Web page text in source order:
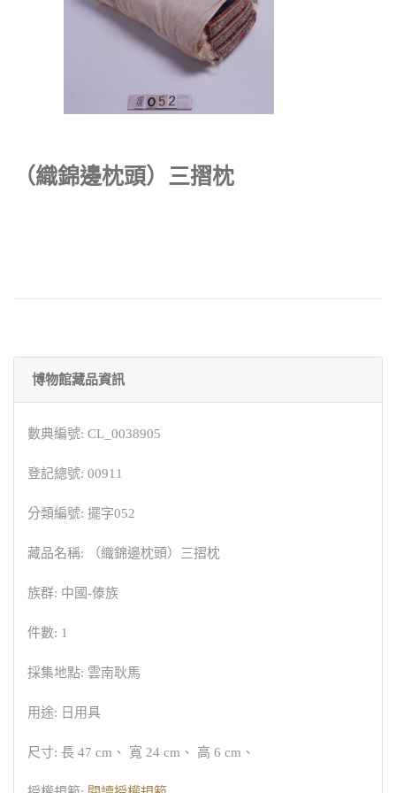
（織錦邊枕頭）三摺枕
博物館藏品資訊
數典編號: CL_0038905
登記總號: 00911
分類編號: 擺字052
藏品名稱: （織錦邊枕頭）三摺枕
族群: 中國-傣族
件數: 1
採集地點: 雲南耿馬
用途: 日用具
尺寸: 長 47 cm、 寬 24 cm、 高 6 cm、